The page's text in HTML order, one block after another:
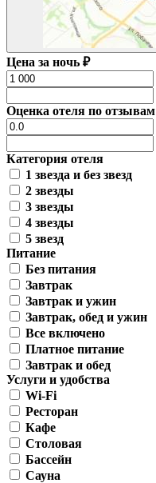
Цена за ночь ₽
Оценка отеля по отзывам
Категория отеля
1 звезда и без звезд
2 звезды
3 звезды
4 звезды
5 звезд
Питание
Без питания
Завтрак
Завтрак и ужин
Завтрак, обед и ужин
Все включено
Платное питание
Завтрак и обед
Услуги и удобства
Wi-Fi
Ресторан
Кафе
Столовая
Бассейн
Сауна